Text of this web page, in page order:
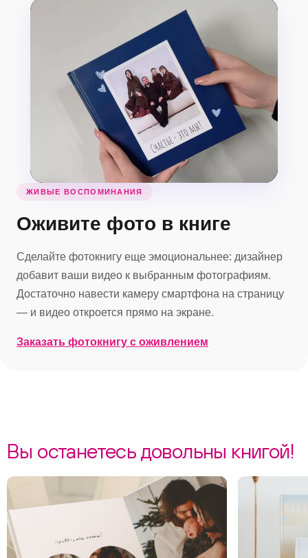
ЖИВЫЕ ВОСПОМИНАНИЯ
Оживите фото в книге
Сделайте фотокнигу еще эмоциональнее: дизайнер
добавит ваши видео к выбранным фотографиям.
Достаточно навести камеру смартфона на страницу
— и видео откроется прямо на экране.
Заказать фотокнигу с оживлением
Вы останетесь довольны книгой!